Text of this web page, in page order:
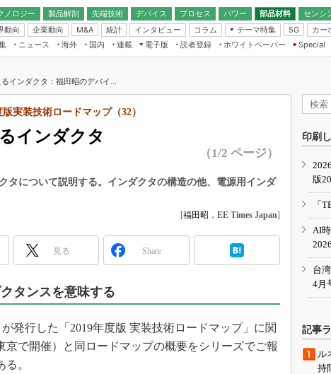
ノロジー 製品解剖
先端技術
ー
デバイス
ナログ
イコン
プロセス パワー 部品材料 センシ
無線
動向
企業動向 M&A 統計 インタビュー コラム
テーマ特集
フィジカルAI
半導体後工程
読者調査（EE Times Research）
IoT
エレクトロニクス入門（EDN
5G カー
IoT・エッジコン
EXPO
TECHNO-
人とくるま展
ニュース 海外 国内
連載
デバイス通信
のナノフォーカス
業界スコープ
直前エンジニアの社会人大
ワード ～Behind the
で起こったこと、次の10年
で探るアジアの新トレンド
術を知る
ンジニア”が仕掛けた社内
念の180日
電子版
電子ブックレット
読者登録 ホワイトペーパー
Special
インダクタ：福田昭のデバイ...
インダクタ
実装技術ロードマップ（32）
（1/2 ページ）
タについて説明する。インダクタの構造の他、電源用インダ
[福田昭 ， EE Times Japan]
見る Share
タンスを意味する
発行した「2019年度版 実装技術ロードマップ」に関
京で開催）と同ロードマップの概要をシリーズでご報
。
印刷
版
「
AI
台
4月
記事
ル
持